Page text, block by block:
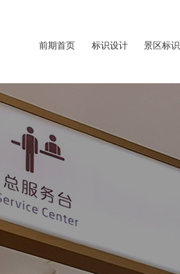
前期首页 标识设计 景区标识